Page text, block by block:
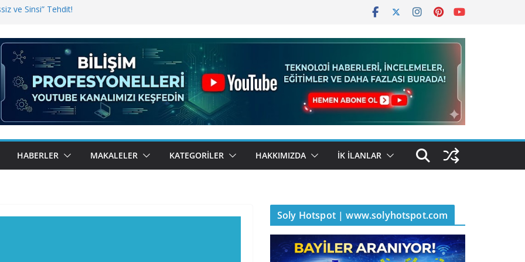
ve Sinsi” Tehdit!
Bugün BulutTahsilat’ta
Kemal Oral Tüm Sorularımızı
HABERLER MAKALELER KATEGORILER HAKKIMIZDA İK İLANLAR
Soly Hotspot | www.solyhotspot.com